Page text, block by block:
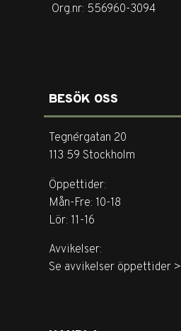
Org.nr: 556960-3094
BESÖK OSS
Tegnérgatan 20
113 59 Stockholm
Öppettider:
Mån-Fre: 10-18
Lör: 11-16
Avvikelser:
Se avvikelser öppettider >